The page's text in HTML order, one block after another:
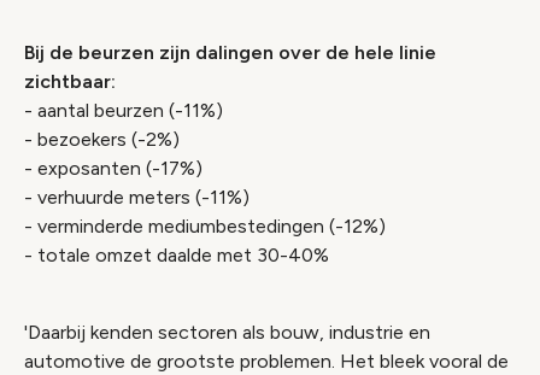
Bij de beurzen zijn dalingen over de hele linie
zichtbaar:
- aantal beurzen (-11%)
- bezoekers (-2%)
- exposanten (-17%)
- verhuurde meters (-11%)
- verminderde mediumbestedingen (-12%)
- totale omzet daalde met 30-40%
'Daarbij kenden sectoren als bouw, industrie en
automotive de grootste problemen. Het bleek vooral de